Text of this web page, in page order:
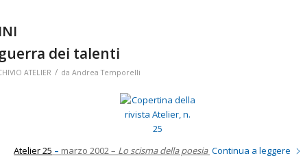
dei talenti
ATELIER / da Andrea Temporelli
Atelier 25 – marzo 2002 – Lo scisma della poesia Continua a leggere